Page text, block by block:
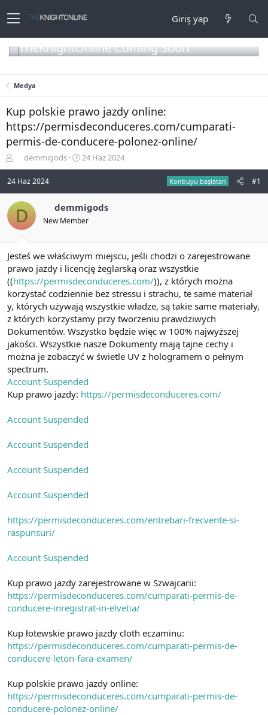
Giriş yap
TheKnightOnline Coming Soon
Medya
Kup polskie prawo jazdy online:
https://permisdeconduceres.com/cumparati-
permis-de-conducere-polonez-online/
o
n
u
y
u
b
a
ş
l
a
t
a
n
demmigods
B
a
n
g
ç
t
a
i
h
i
24 Haz 2024
24 Haz 2024 Konbuyu başlatan #1
D demmigods
New Member
Jesteś we właściwym miejscu, jeśli chodzi o zarejestrowane
prawo jazdy i licencję żeglarską oraz wszystkie
((https://permisdeconduceres.com/)), z których można
korzystać codziennie bez stressu i strachu, te same materiał
y, których używają wszystkie władze, są takie same materiały,
z których korzystamy przy tworzeniu prawdziwych
Dokumentów. Wszystko będzie więc w 100% najwyższej
jakości. Wszystkie nasze Dokumenty mają tajne cechy i
można je zobaczyć w świetle UV z hologramem o pełnym
spectrum.
Account Suspended
Kup prawo jazdy: https://permisdeconduceres.com/
Account Suspended
Account Suspended
Account Suspended
Account Suspended
https://permisdeconduceres.com/entrebari-frecvente-si-
raspunsuri/
Account Suspended
Kup prawo jazdy zarejestrowane w Szwajcarii:
https://permisdeconduceres.com/cumparati-permis-de-
conducere-inregistrat-in-elvetia/
Kup łotewskie prawo jazdy cloth eczaminu:
https://permisdeconduceres.com/cumparati-permis-de-
conducere-leton-fara-examen/
Kup polskie prawo jazdy online:
https://permisdeconduceres.com/cumparati-permis-de-
conducere-polonez-online/